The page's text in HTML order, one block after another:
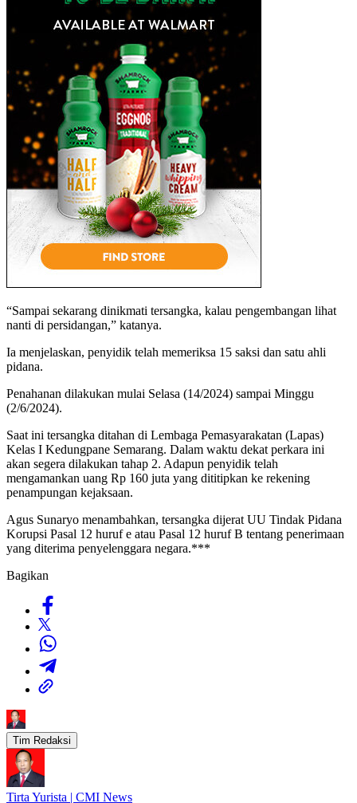
“Sampai sekarang dinikmati tersangka, kalau pengembangan lihat
nanti di persidangan,” katanya.
Ia menjelaskan, penyidik telah memeriksa 15 saksi dan satu ahli
pidana.
Penahanan dilakukan mulai Selasa (14/2024) sampai Minggu
(2/6/2024).
Saat ini tersangka ditahan di Lembaga Pemasyarakatan (Lapas)
Kelas I Kedungpane Semarang. Dalam waktu dekat perkara ini
akan segera dilakukan tahap 2. Adapun penyidik telah
mengamankan uang Rp 160 juta yang dititipkan ke rekening
penampungan kejaksaan.
Agus Sunaryo menambahkan, tersangka dijerat UU Tindak Pidana
Korupsi Pasal 12 huruf e atau Pasal 12 huruf B tentang penerimaan
yang diterima penyelenggara negara.***
Bagikan
Tim Redaksi
Tirta Yurista | CMI News